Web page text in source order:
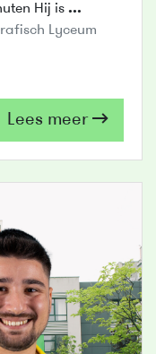
Hij is ...
Lyceum
Lees meer